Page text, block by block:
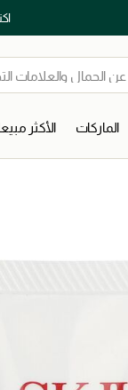
الماركات الأكثر